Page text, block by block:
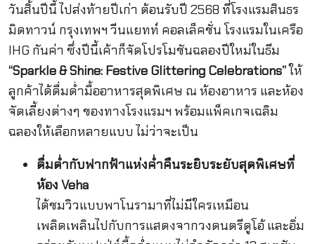
วันสิ้นปีนี้ ไปส่งท้ายปีเก่า ต้อนรับปี 2568 ที่โรงแรมสินธร
มิดทาวน์ กรุงเทพฯ วีนแยทท์ คอลเล็คชั่น โรงแรมในเครือ
IHG กันค่า ซึ่งปีนี้เค้าก็จัดโปรโมชันฉลองปีใหม่ในธีม
“Sparkle & Shine: Festive Glittering Celebrations”ให้
ลูกค้าได้ดื่มด่ำมื้ออาหารสุดพิเศษ ณ ห้องอาหาร และห้อง
จัดเลี้ยงต่างๆ ของทางโรงแรมฯ พร้อมแพ็คเกจเฉลิม
ฉลองให้เลือกหลายแบบ ไม่ว่าจะเป็น
ดื่มด่ำกับฟากฟ้าแห่งค่ำคืนระยิบระยับสุดพิเศษที่
ห้อง Veha
ได้ชมวิวแบบพาโนรามาที่ไม่มีใครเหมือน
เพลิดเพลินไปกับการแสดงจากวงดนตรีดูโอ้ และอิ่ม